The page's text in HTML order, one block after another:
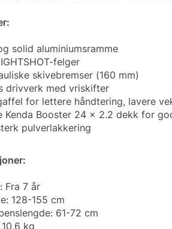
solid aluminiumsramme
felger
skivebremser (160 mm)
drivverk med vriskifter
for lettere håndtering, lavere
Kenda Booster 24 x 2.2 dekk for
pulverlakkering
Fra 7 år
128-155 cm
61-72 cm
kg